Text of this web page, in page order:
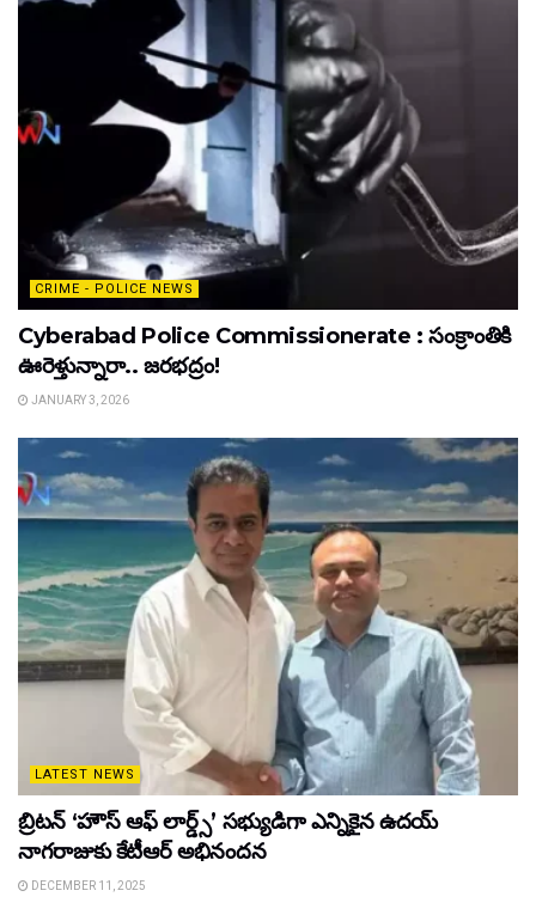
CRIME - POLICE NEWS
Cyberabad Police Commissionerate : సంక్రాంతికి
ఊరెళ్తున్నారా.. జరభద్రం!
JANUARY 3, 2026
LATEST NEWS
బ్రిటన్ ‘హౌస్ ఆఫ్ లార్డ్స్’ సభ్యుడిగా ఎన్నికైన ఉదయ్
నాగరాజుకు కేటీఆర్ అభినందన
DECEMBER 11, 2025